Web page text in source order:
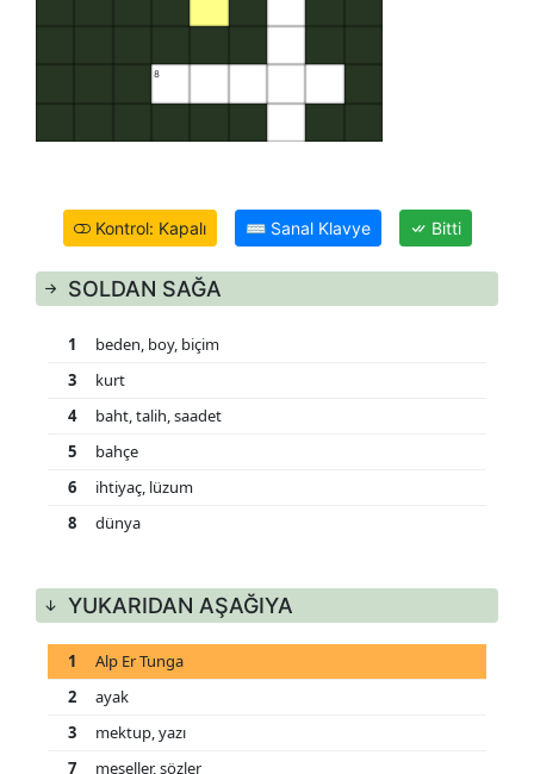
8
Kontrol: Kapalı ⌨Sanal Klavye Bitti
SOLDAN SAĞA
1
beden, boy, biçim
3
kurt
4
baht, talih, saadet
5
bahçe
6
ihtiyaç, lüzum
8
dünya
YUKARIDAN AŞAĞIYA
1
Alp Er Tunga
2
ayak
3
mektup, yazı
7
meseller, sözler